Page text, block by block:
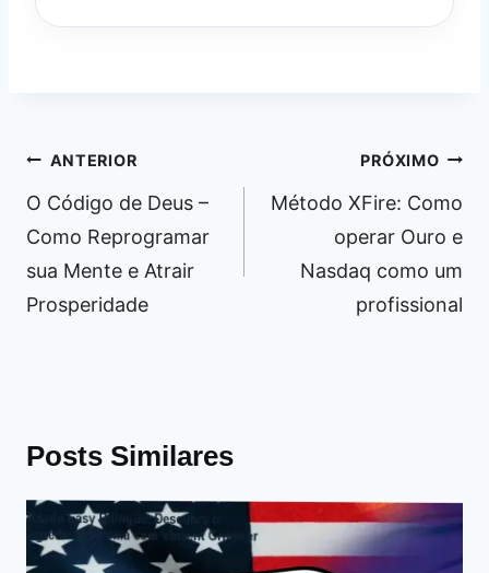
Navegação
de
Post
ANTERIOR
O Código de Deus –
Como Reprogramar
sua Mente e Atrair
Prosperidade
PRÓXIMO
Método XFire: Como
operar Ouro e
Nasdaq como um
profissional
Posts Similares